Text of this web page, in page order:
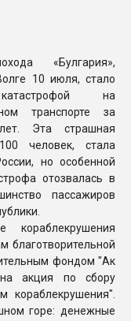
«Булгария»,
10 июля, стало
на
транспорте за
Эта страшная
человек, стала
но особенной
отозвалась в
пассажиров
благотворительной
фондом "Ак
акция по сбору
кораблекрушения".
горе: денежные